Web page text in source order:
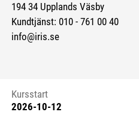
194 34 Upplands Väsby
Kundtjänst: 010 - 761 00 40
info@iris.se
Kursstart 6258904
Kursstart
2026-10-12